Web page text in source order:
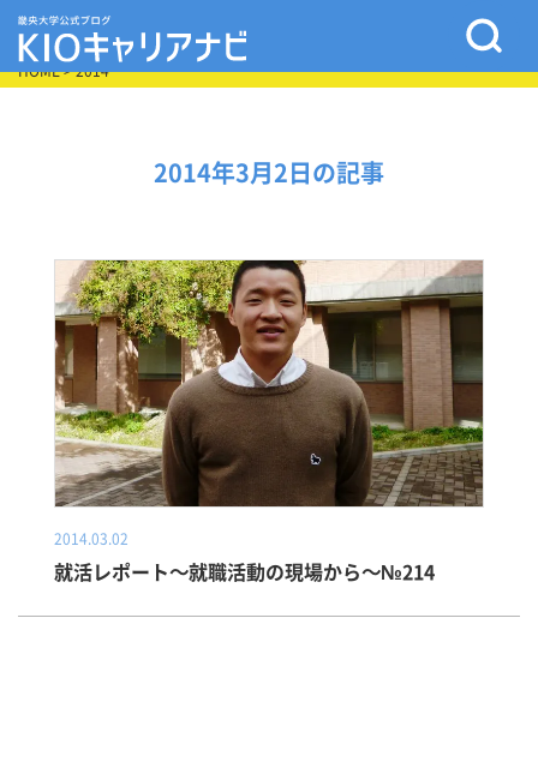
HOME> 2014
2014年3月2日の記事
2014.03.02
就活レポート～就職活動の現場から～№214